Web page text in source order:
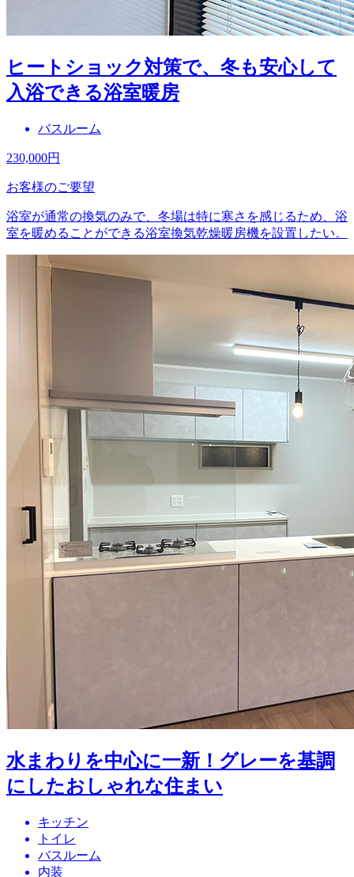
ヒートショック対策で、冬も安心して
入浴できる浴室暖房
バスルーム
230,000円
お客様のご要望
浴室が通常の換気のみで、冬場は特に寒さを感じるため、浴
室を暖めることができる浴室換気乾燥暖房機を設置したい。
水まわりを中心に一新！グレーを基調
にしたおしゃれな住まい
キッチン
トイレ
バスルーム
内装